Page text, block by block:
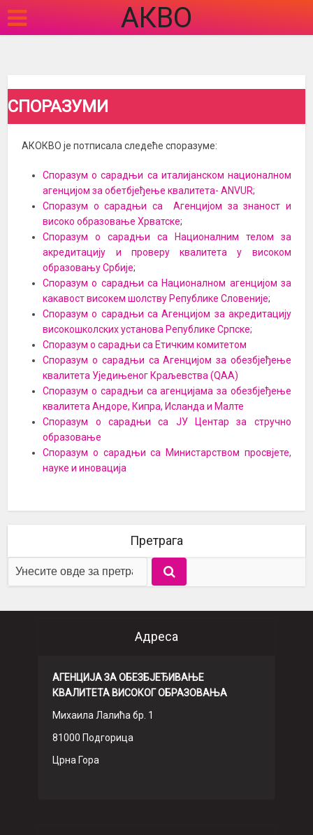
АКВО
СПОРАЗУМИ
АКОКВО је потписала следеће споразуме:
Споразум о сарадњи са италијанском националном
агенцијом за обетбјеђење квалитета- ANVUR;
Споразум о сарадњи са Агенцијом за знаност и
високо образовање Хрватске;
Споразум о сарадњи са Националним телом за
акредитацију и проверу квалитета у високом
образовању Србије;
Споразум о сарадњи са Националном агенцијом за
какавост високем шолству Републике Словеније;
Споразум о сарадњи са Агенцијом за акредитацију
високошколских установа Републике Српске;
Споразум о сарадњи са Етичким комитетом
Споразум о сарадњи са Агенцијом за обезбјеђење
квалитета Уједињеног Краљевства (QAA)
Споразум о сарадњи са агенцијама за обезбјеђење
квалитета Андоре, Кипра, Исланда и Малте
Споразум о сарадњи са ЈУ Центар за стручно
образовање
Споразум о сарадњи са Министарством просвјете,
науке и иновација
Претрага
Адреса
АГЕНЦИЈА ЗА ОБЕЗБЈЕЂИВАЊЕ
КВАЛИТЕТА ВИСОКОГ ОБРАЗОВАЊА
Михаила Лалића бр. 1
81000 Подгорица
Црна Гора